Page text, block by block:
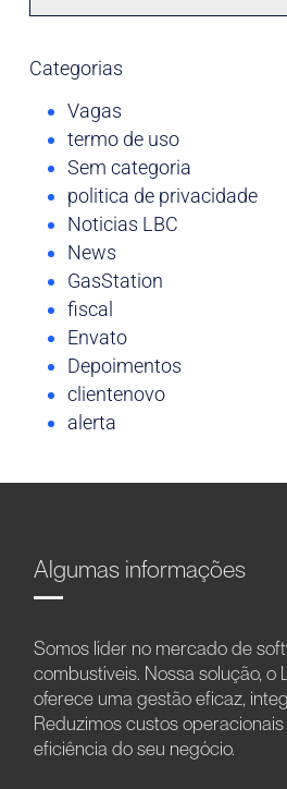
Categorias
Vagas
termo de uso
Sem categoria
politica de privacidade
Noticias LBC
News
GasStation
fiscal
Envato
Depoimentos
clientenovo
alerta
Algumas informações
Somos líder no mercado de
combustíveis. Nossa solução, o
oferece uma gestão eficaz,
Reduzimos custos
eficiência do seu negócio.